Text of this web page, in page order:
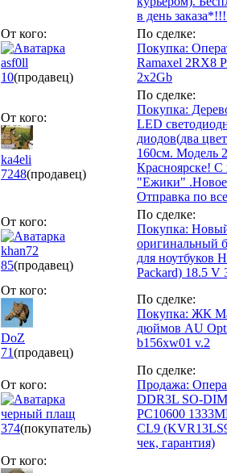
в день
От кого:
asf0ll
10(продавец)
По сделке:
Покупка:
Ramaxel 2RX8
2x2Gb
От кого:
ka4eli
7248(продавец)
По сделке:
Покупка:
LED
диодов(два
160см. Модель
Красноярске! С
"Ежики" .Новое
Отправка по
От кого:
khan72
85(продавец)
По сделке:
Покупка:
оригинальный
для ноутбуков
Packard) 18.5 V
От кого:
DoZ
71(продавец)
По сделке:
Покупка: ЖК
дюймов AU
b156xw01 v.2
От кого:
черный плащ
374(покупатель)
По сделке:
Продажа:
DDR3L SO-
PC10600
CL9
чек, гарантия)
От кого: